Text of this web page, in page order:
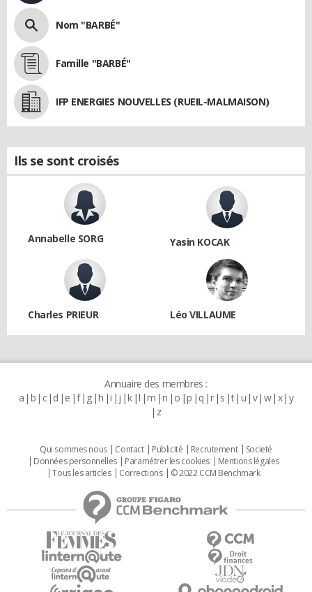
Nom "BARBÉ"
Famille "BARBÉ"
IFP ENERGIES NOUVELLES (RUEIL-MALMAISON)
Ils se sont croisés
Annabelle SORG Yasin KOCAK
Charles PRIEUR Léo VILLAUME
Annuaire des membres :
a b c d e f g h i j k l m n o p q r s t u v w x y
z
Qui sommes nous Contact Publicité Recrutement
Societé
Données personnelles
Paramétrer les cookies
Mentions légales
Tous les articles
Corrections © 2022 CCM Benchmark